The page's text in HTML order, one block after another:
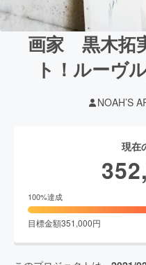
画家 黒木拓
ト！ルーヴ
NOAH’S
現在
100%達成
目標金額351,000円